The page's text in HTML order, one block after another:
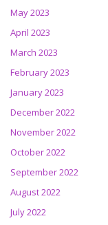
May 2023
April 2023
March 2023
February 2023
January 2023
December 2022
November 2022
October 2022
September 2022
August 2022
July 2022